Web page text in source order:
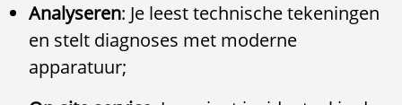
Analyseren: Je leest technische tekeningen
en stelt diagnoses met moderne
apparatuur;